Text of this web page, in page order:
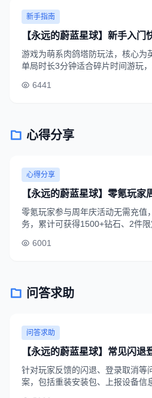
新手指南
【永远的蔚蓝星球】新手入门
游戏为萌系肉鸽塔防玩法，核心为
单局时长3分钟适合碎片时间游玩
速通关。
6441
心得分享
心得分享
【永远的蔚蓝星球】零氪玩家
零氪玩家参与周年庆活动无需充值
务，累计可获得1500+钻石、2件限
6001
问答求助
问答求助
【永远的蔚蓝星球】常见闪
针对玩家反馈的闪退、登录取消等
案，包括重装安装包、上报设备信